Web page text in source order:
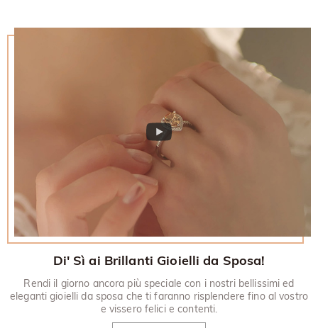
Di' Sì ai Brillanti Gioielli da Sposa!
Rendi il giorno ancora più speciale con i nostri bellissimi ed
eleganti gioielli da sposa che ti faranno risplendere fino al vostro
e vissero felici e contenti.